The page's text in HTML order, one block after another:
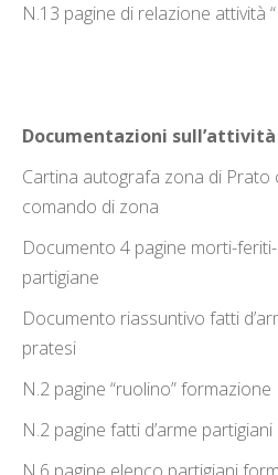
N.13 pagine di relazione attività
Documentazioni
Cartina autografa zona di Prato
comando di zona
Documento 4 pagine morti-
partigiane
Documento riassuntivo fatti
pratesi
N.2 pagine “ruolino”
N.2 pagine fatti d’arme